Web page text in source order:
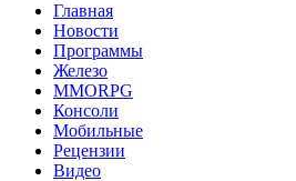
Главная
Новости
Программы
Железо
MMORPG
Консоли
Мобильные
Рецензии
Видео